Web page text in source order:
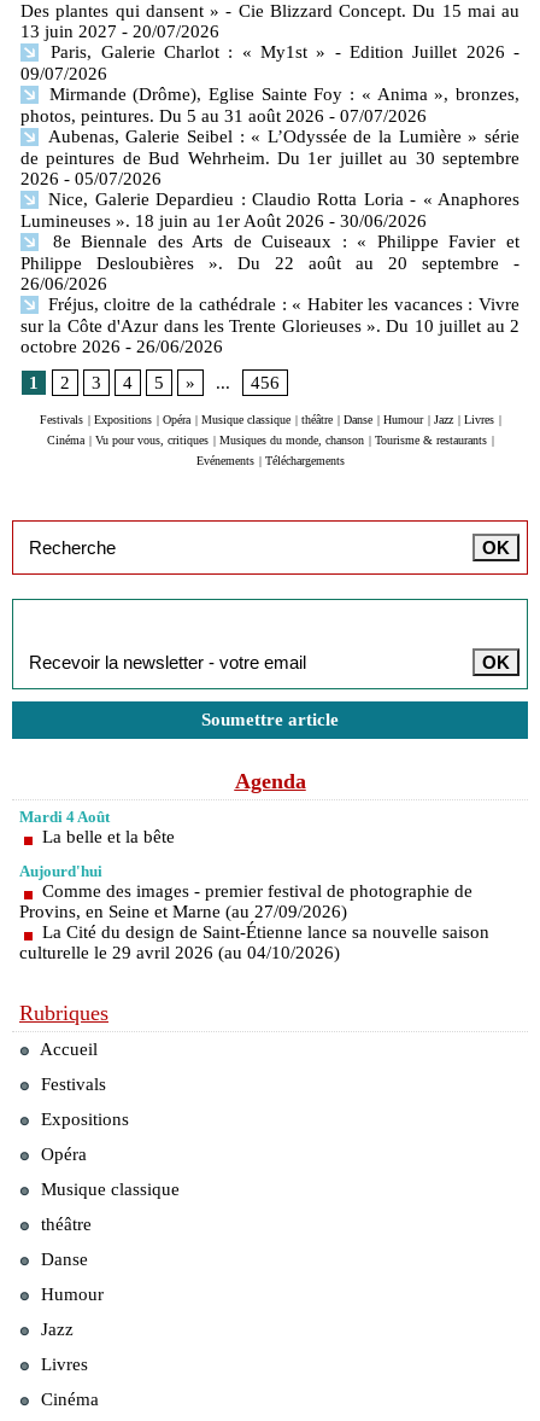
Des plantes qui dansent » - Cie Blizzard Concept. Du 15 mai au
13 juin 2027 - 20/07/2026
Paris, Galerie Charlot : « My1st » - Edition Juillet 2026 -
09/07/2026
Mirmande (Drôme), Eglise Sainte Foy : « Anima », bronzes,
photos, peintures. Du 5 au 31 août 2026 - 07/07/2026
Aubenas, Galerie Seibel : « L’Odyssée de la Lumière » série
de peintures de Bud Wehrheim. Du 1er juillet au 30 septembre
2026 - 05/07/2026
Nice, Galerie Depardieu : Claudio Rotta Loria - « Anaphores
Lumineuses ». 18 juin au 1er Août 2026 - 30/06/2026
8e Biennale des Arts de Cuiseaux : « Philippe Favier et
Philippe Desloubières ». Du 22 août au 20 septembre
-
26/06/2026
Fréjus, cloitre de la cathédrale : « Habiter les vacances : Vivre
sur la Côte d'Azur dans les Trente Glorieuses ». Du 10 juillet au 2
octobre 2026 - 26/06/2026
1
2 3 4 5 » ... 456
Festivals Expositions Opéra Musique classique théâtre Danse Humour Jazz Livres
Cinéma
Vu pour vous, critiques Musiques du monde, chanson Tourisme & restaurants
Evénements
Téléchargements
Soumettre article
Agenda
Mardi 4 Août
La belle et la bête
Aujourd'hui
Comme des images - premier festival de photographie de
Provins, en Seine et Marne (au 27/09/2026)
La Cité du design de Saint-Étienne lance sa nouvelle saison
culturelle le 29 avril 2026 (au 04/10/2026)
Rubriques
Accueil
Festivals
Expositions
Opéra
Musique classique
théâtre
Danse
Humour
Jazz
Livres
Cinéma